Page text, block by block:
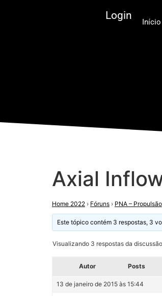
Início
Login
Axial
Home 2022 › Fóruns › PNA – Propulsão
Este tópico contém 3 respostas, 3
Visualizando 3 respostas da discussão
Autor Posts
13 de janeiro de 2015 às 15:44